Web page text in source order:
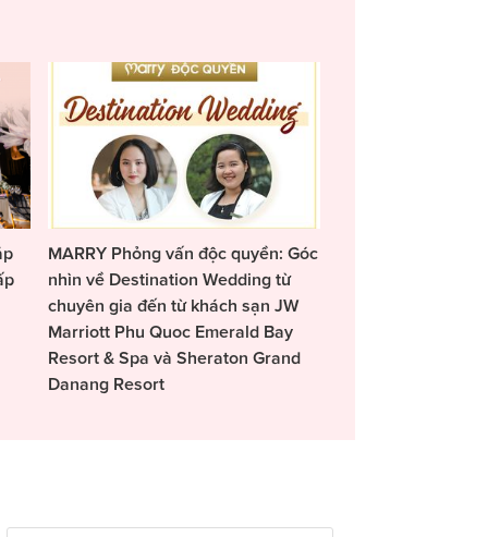
MARRY Phỏng vấn độc quyền: Góc
nhìn về Destination Wedding từ
chuyên gia đến từ khách sạn JW
Marriott Phu Quoc Emerald Bay
Resort & Spa và Sheraton Grand
Danang Resort